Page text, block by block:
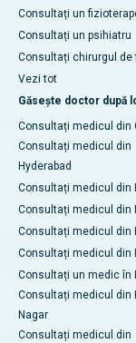
Consultați un
Consultați un psihiatru
Consultați chirurgul de
Vezi tot
Găsește doctor după
Consultați medicul din
Consultați medicul din
Hyderabad
Consultați medicul din
Consultați medicul din
Consultați medicul din
Consultați medicul din
Consultați un medic în
Consultați medicul din
Nagar
Consultați medicul din